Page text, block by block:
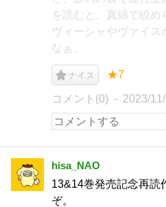
を読むと、真綿で絞め
ヴィーシャやヴァイス
なぁ。
ナイス ★7
コメント(0) 2023/
hisa_NAO
13&14巻発売記念再読
ぞ。